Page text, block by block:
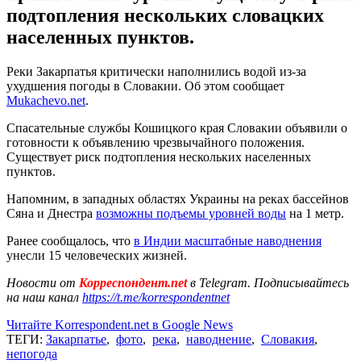
подтопления нескольких словацких
населенных пунктов.
Реки Закарпатья критически наполнились водой из-за
ухудшения погоды в Словакии. Об этом сообщает
Mukachevo.net.
Спасательные службы Кошицкого края Словакии объявили о
готовности к объявлению чрезвычайного положения.
Существует риск подтопления нескольких населенных
пунктов.
Напомним, в западных областях Украины на реках бассейнов
Сяна и Днестра возможны подъемы уровней воды на 1 метр.
Ранее сообщалось, что в Индии масштабные наводнения
унесли 15 человеческих жизней.
Новости от Корреспондент.netв Telegram. Подписывайтесь
на наш канал https://t.me/korrespondentnet
Читайте Korrespondent.net в Google News
ТЕГИ: Закарпатье, фото, река, наводнение, Словакия,
непогода